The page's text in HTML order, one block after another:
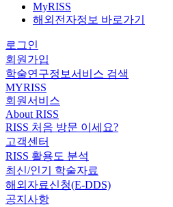
MyRISS
해외전자정보 바로가기
로그인
회원가입
학술연구정보서비스 검색
MYRISS
회원서비스
About RISS
RISS 처음 방문 이세요?
고객센터
RISS 활용도 분석
최신/인기 학술자료
해외자료신청(E-DDS)
공지사항